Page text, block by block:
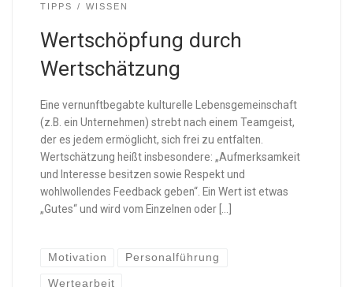
TIPPS WISSEN
Wertschöpfung durch
Wertschätzung
Eine vernunftbegabte kulturelle Lebensgemeinschaft
(z.B. ein Unternehmen) strebt nach einem Teamgeist,
der es jedem ermöglicht, sich frei zu entfalten.
Wertschätzung heißt insbesondere: „Aufmerksamkeit
und Interesse besitzen sowie Respekt und
wohlwollendes Feedback geben“. Ein Wert ist etwas
„Gutes“ und wird vom Einzelnen oder […]
Motivation Personalführung
Wertearbeit